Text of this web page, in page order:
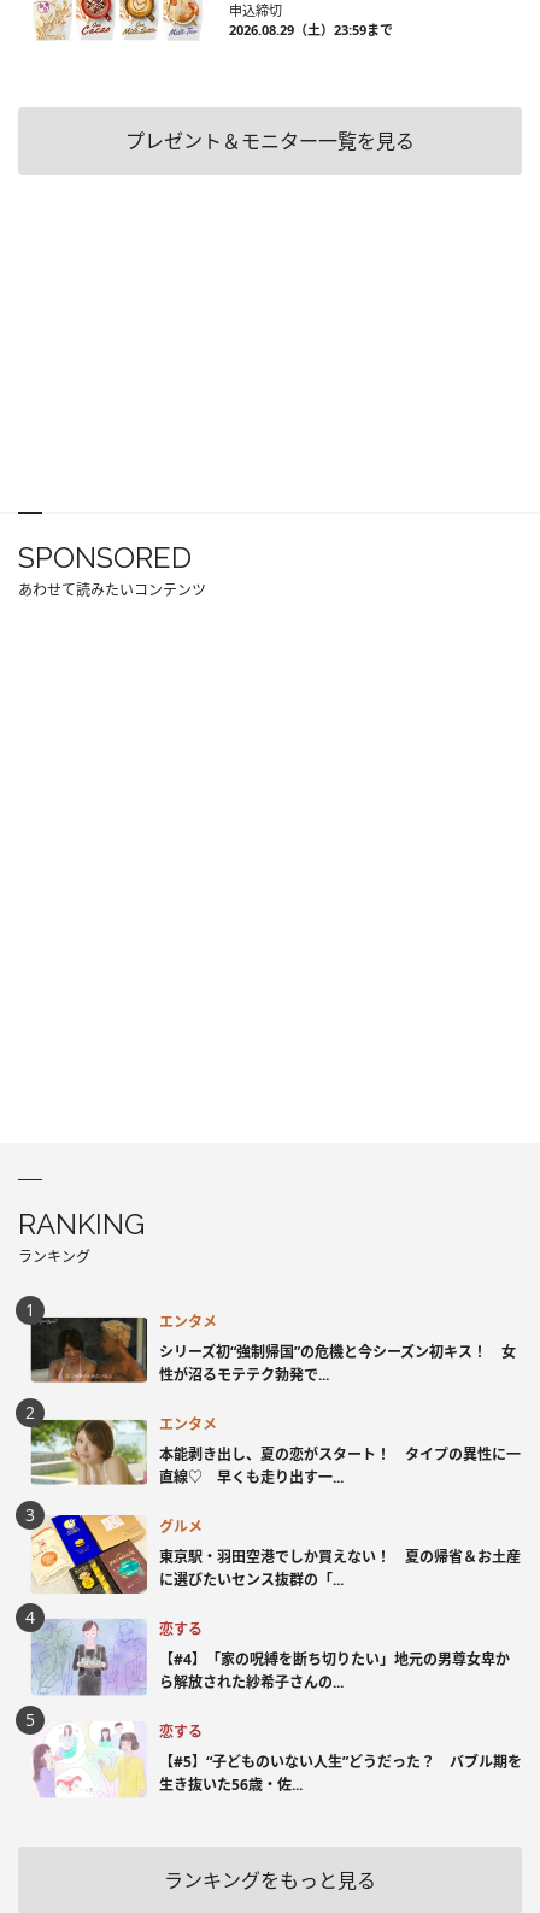
申込締切
2026.08.29（土）23:59まで
プレゼント＆モニター一覧を見る
SPONSORED
あわせて読みたいコンテンツ
RANKING
ランキング
エンタメ
シリーズ初“強制帰国”の危機と今シーズン初キス！ 女
性が沼るモテテク勃発で...
エンタメ
本能剥き出し、夏の恋がスタート！ タイプの異性に一
直線♡ 早くも走り出す一...
グルメ
東京駅・羽田空港でしか買えない！ 夏の帰省＆お土産
に選びたいセンス抜群の「...
恋する
【#4】「家の呪縛を断ち切りたい」地元の男尊女卑か
ら解放された紗希子さんの...
恋する
【#5】“子どものいない人生”どうだった？ バブル期を
生き抜いた56歳・佐...
ランキングをもっと見る